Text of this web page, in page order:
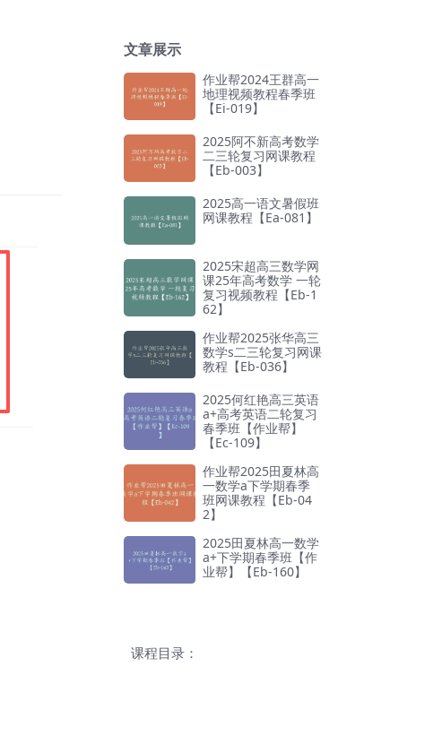
文章展示
作业帮2024王群高一
地理视频教程春季班
【Ei-019】
2025阿不新高考数学
二三轮复习网课教程
【Eb-003】
2025高一语文暑假班
网课教程【Ea-081】
2025宋超高三数学网
课25年高考数学 一轮
复习视频教程【Eb-1
62】
作业帮2025张华高三
数学s二三轮复习网课
教程【Eb-036】
2025何红艳高三英语
a+高考英语二轮复习
春季班【作业帮】
【Ec-109】
作业帮2025田夏林高
一数学a下学期春季
班网课教程【Eb-04
2】
2025田夏林高一数学
a+下学期春季班【作
业帮】【Eb-160】
课程目录：